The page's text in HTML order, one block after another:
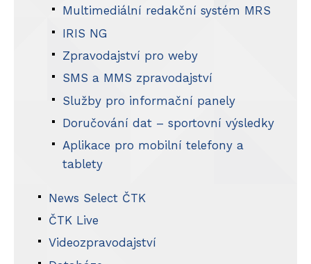
Multimediální redakční systém MRS
IRIS NG
Zpravodajství pro weby
SMS a MMS zpravodajství
Služby pro informační panely
Doručování dat – sportovní výsledky
Aplikace pro mobilní telefony a
tablety
News Select ČTK
ČTK Live
Videozpravodajství